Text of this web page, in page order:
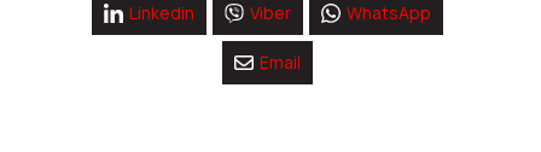
Linkedin Viber WhatsApp
Email